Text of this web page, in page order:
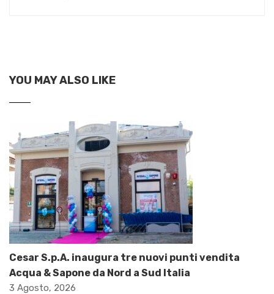
YOU MAY ALSO LIKE
Cesar S.p.A. inaugura tre nuovi punti vendita
Acqua & Sapone da Nord a Sud Italia
3 Agosto, 2026